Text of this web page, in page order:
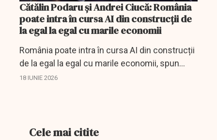
Cătălin Podaru și Andrei Ciucă: România
poate intra în cursa AI din construcții de
la egal la egal cu marile economii
România poate intra în cursa AI din construcții
de la egal la egal cu marile economii, spun
Cătălin Podaru și Andrei Ciucă.
18 IUNIE 2026
Cele mai citite